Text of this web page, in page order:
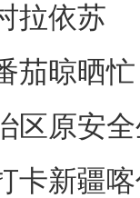
拉依苏
茄晾晒忙
区原安
卡新疆